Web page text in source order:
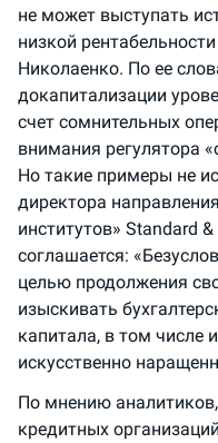
не может выступать
низкой
Николаенко. По ее
докапитализации
счет сомнительных
внимания регулятора
Но такие примеры не
директора
институтов» Standard
соглашается:
целью продолжения
изыскивать
капитала, в том числе
искусственно
По мнению
кредитных